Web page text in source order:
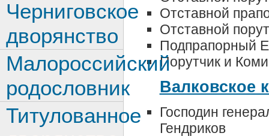
Отставной
Отставной
Подпрапорный
Порутчик и
Валковское
Господин
Гендриков
Черниговское
дворянство
Малороссийский
родословник
Титулованное